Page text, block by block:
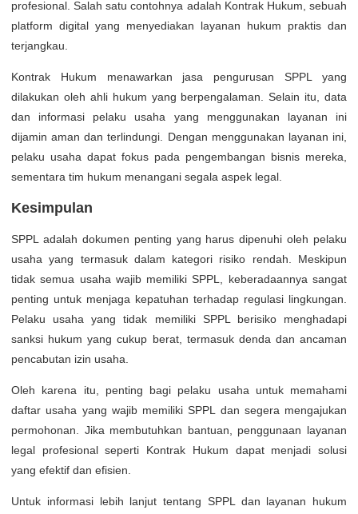
profesional. Salah satu contohnya adalah Kontrak Hukum, sebuah
platform digital yang menyediakan layanan hukum praktis dan
terjangkau.
Kontrak Hukum menawarkan jasa pengurusan SPPL yang
dilakukan oleh ahli hukum yang berpengalaman. Selain itu, data
dan informasi pelaku usaha yang menggunakan layanan ini
dijamin aman dan terlindungi. Dengan menggunakan layanan ini,
pelaku usaha dapat fokus pada pengembangan bisnis mereka,
sementara tim hukum menangani segala aspek legal.
Kesimpulan
SPPL adalah dokumen penting yang harus dipenuhi oleh pelaku
usaha yang termasuk dalam kategori risiko rendah. Meskipun
tidak semua usaha wajib memiliki SPPL, keberadaannya sangat
penting untuk menjaga kepatuhan terhadap regulasi lingkungan.
Pelaku usaha yang tidak memiliki SPPL berisiko menghadapi
sanksi hukum yang cukup berat, termasuk denda dan ancaman
pencabutan izin usaha.
Oleh karena itu, penting bagi pelaku usaha untuk memahami
daftar usaha yang wajib memiliki SPPL dan segera mengajukan
permohonan. Jika membutuhkan bantuan, penggunaan layanan
legal profesional seperti Kontrak Hukum dapat menjadi solusi
yang efektif dan efisien.
Untuk informasi lebih lanjut tentang SPPL dan layanan hukum